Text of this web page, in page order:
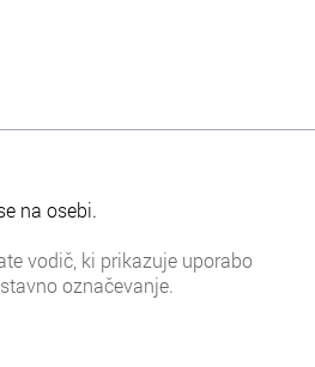
na osebi.
vodič, ki prikazuje uporabo
označevanje.